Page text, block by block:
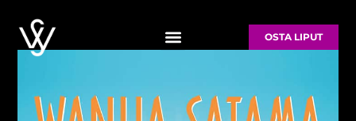
sisältöön
OSTA LIPUT